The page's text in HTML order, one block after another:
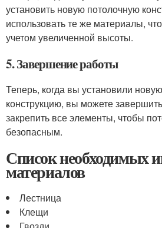
установить новую потолочную
использовать те же материалы,
учетом увеличенной высоты.
5. Завершение работы
Теперь, когда вы установили
конструкцию, вы можете
закрепить все элементы, чтобы
безопасным.
Список необходимых
материалов
Лестница
Клещи